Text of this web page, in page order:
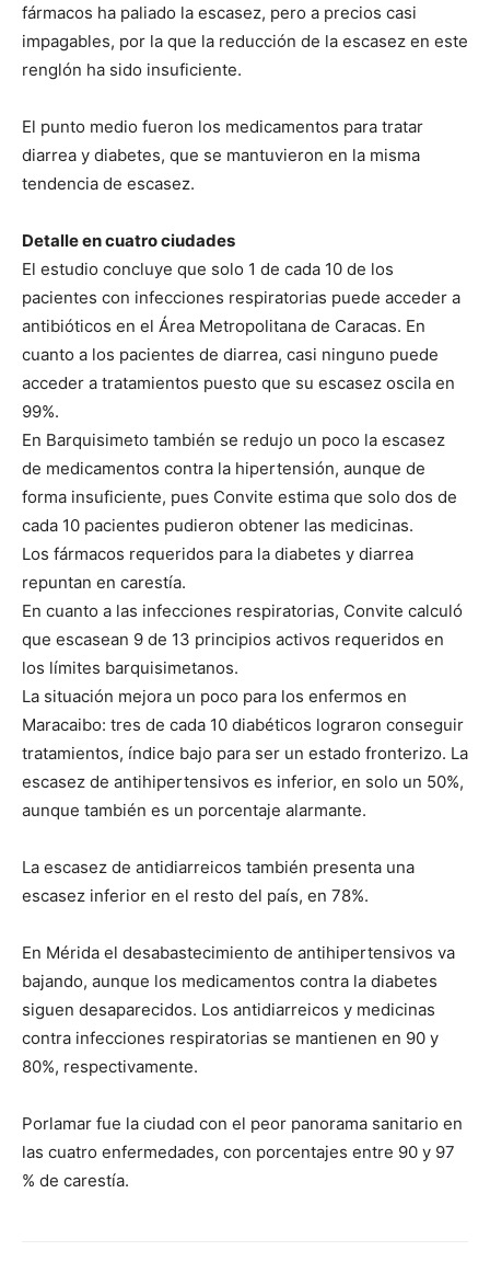
fármacos ha paliado la escasez, pero a precios casi
impagables, por la que la reducción de la escasez en este
renglón ha sido insuficiente.
El punto medio fueron los medicamentos para tratar
diarrea y diabetes, que se mantuvieron en la misma
tendencia de escasez.
Detalle en cuatro ciudades
El estudio concluye que solo 1 de cada 10 de los
pacientes con infecciones respiratorias puede acceder a
antibióticos en el Área Metropolitana de Caracas. En
cuanto a los pacientes de diarrea, casi ninguno puede
acceder a tratamientos puesto que su escasez oscila en
99%.
En Barquisimeto también se redujo un poco la escasez
de medicamentos contra la hipertensión, aunque de
forma insuficiente, pues Convite estima que solo dos de
cada 10 pacientes pudieron obtener las medicinas.
Los fármacos requeridos para la diabetes y diarrea
repuntan en carestía.
En cuanto a las infecciones respiratorias, Convite calculó
que escasean 9 de 13 principios activos requeridos en
los límites barquisimetanos.
La situación mejora un poco para los enfermos en
Maracaibo: tres de cada 10 diabéticos lograron conseguir
tratamientos, índice bajo para ser un estado fronterizo. La
escasez de antihipertensivos es inferior, en solo un 50%,
aunque también es un porcentaje alarmante.
La escasez de antidiarreicos también presenta una
escasez inferior en el resto del país, en 78%.
En Mérida el desabastecimiento de antihipertensivos va
bajando, aunque los medicamentos contra la diabetes
siguen desaparecidos. Los antidiarreicos y medicinas
contra infecciones respiratorias se mantienen en 90 y
80%, respectivamente.
Porlamar fue la ciudad con el peor panorama sanitario en
las cuatro enfermedades, con porcentajes entre 90 y 97
% de carestía.